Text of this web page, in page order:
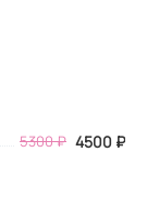
5300₽ 4500 ₽